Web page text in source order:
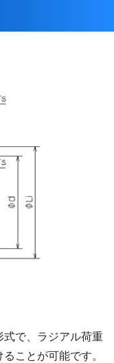
式で、ラジアル荷重
ことが可能です。